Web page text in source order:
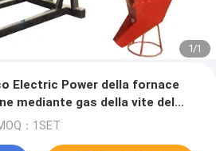
1/1
Electric Power della fornace
mediante gas della vite del
：1SET